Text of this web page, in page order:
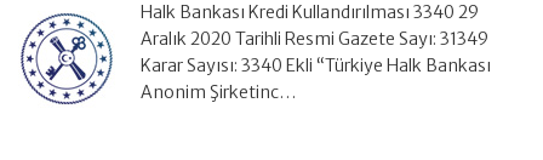
Kullandırılmasına
Dair
Karar
(Karar
Halk Bankası Kredi Kullandırılması 3340 29
Aralık 2020 Tarihli Resmi Gazete Sayı: 31349
Karar Sayısı: 3340 Ekli “Türkiye Halk Bankası
Anonim Şirketinc…